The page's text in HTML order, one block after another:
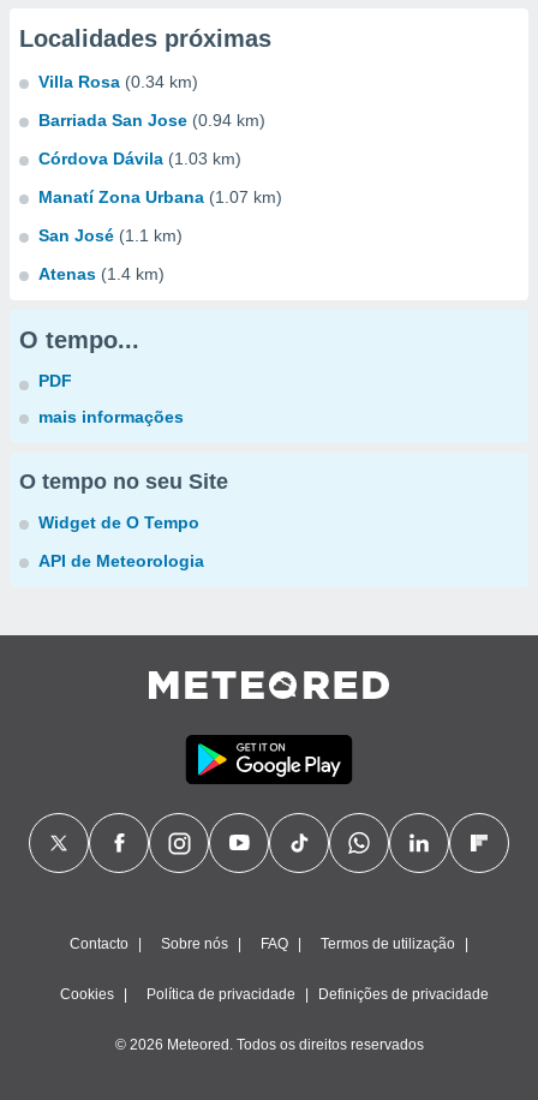
Localidades próximas
Villa Rosa (0.34 km)
Barriada San Jose (0.94 km)
Córdova Dávila (1.03 km)
Manatí Zona Urbana (1.07 km)
San José (1.1 km)
Atenas (1.4 km)
O tempo...
PDF
mais informações
O tempo no seu Site
Widget de O Tempo
API de Meteorologia
Contacto Sobre nós FAQ Termos de utilização
Cookies Política de privacidade Definições de privacidade
© 2026 Meteored. Todos os direitos reservados